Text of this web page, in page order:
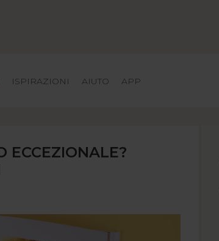
ISPIRAZIONI AIUTO APP
ECCEZIONALE?